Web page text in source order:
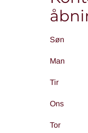
Søn
Man
Tir
Ons
Tor